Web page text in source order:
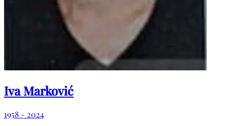
Iva Marković
1958 - 2024